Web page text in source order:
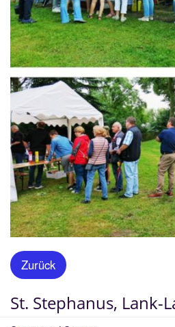
Zurück
St. Stephanus, Lank-